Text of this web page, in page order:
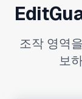
조작 영역
보